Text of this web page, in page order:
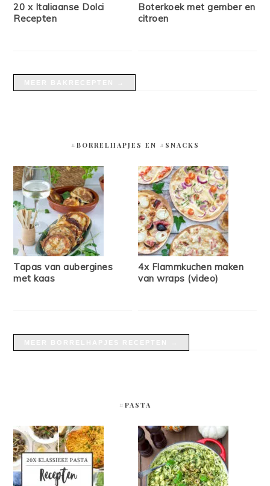
20 x Italiaanse Dolci
Recepten
Boterkoek met gember en
citroen
#BORRELHAPJES EN #SNACKS
Tapas van aubergines
met kaas
4x Flammkuchen maken
van wraps (video)
#PASTA